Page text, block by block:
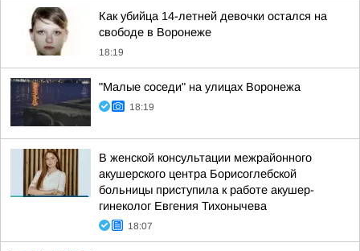
Как убийца 14-летней девочки остался на
свободе в Воронеже
18:19
"Малые соседи" на улицах Воронежа
18:19
В женской консультации межрайонного
акушерского центра Борисоглебской
больницы приступила к работе акушер-
гинеколог Евгения Тихонычева
18:07